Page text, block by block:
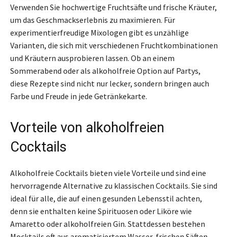
Verwenden Sie hochwertige Fruchtsäfte und frische Kräuter,
um das Geschmackserlebnis zu maximieren. Für
experimentierfreudige Mixologen gibt es unzählige
Varianten, die sich mit verschiedenen Fruchtkombinationen
und Kräutern ausprobieren lassen. Ob an einem
Sommerabend oder als alkoholfreie Option auf Partys,
diese Rezepte sind nicht nur lecker, sondern bringen auch
Farbe und Freude in jede Getränkekarte.
Vorteile von alkoholfreien
Cocktails
Alkoholfreie Cocktails bieten viele Vorteile und sind eine
hervorragende Alternative zu klassischen Cocktails. Sie sind
ideal für alle, die auf einen gesunden Lebensstil achten,
denn sie enthalten keine Spirituosen oder Liköre wie
Amaretto oder alkoholfreien Gin. Stattdessen bestehen